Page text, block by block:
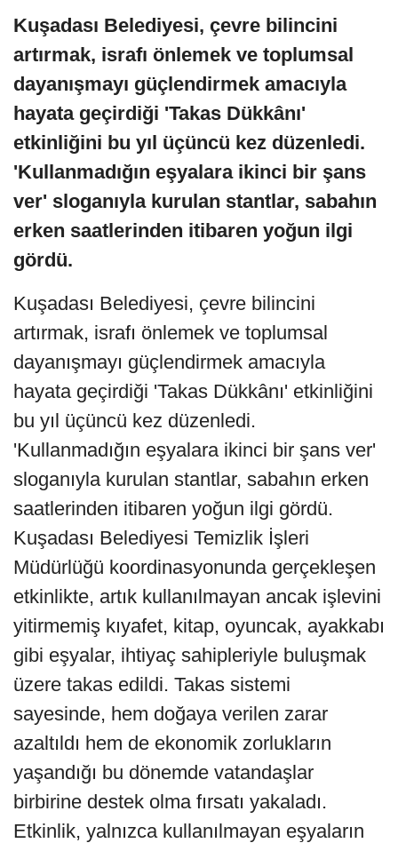
Kuşadası Belediyesi, çevre bilincini
artırmak, israfı önlemek ve toplumsal
dayanışmayı güçlendirmek amacıyla
hayata geçirdiği 'Takas Dükkânı'
etkinliğini bu yıl üçüncü kez düzenledi.
'Kullanmadığın eşyalara ikinci bir şans
ver' sloganıyla kurulan stantlar, sabahın
erken saatlerinden itibaren yoğun ilgi
gördü.
Kuşadası Belediyesi, çevre bilincini
artırmak, israfı önlemek ve toplumsal
dayanışmayı güçlendirmek amacıyla
hayata geçirdiği 'Takas Dükkânı' etkinliğini
bu yıl üçüncü kez düzenledi.
'Kullanmadığın eşyalara ikinci bir şans ver'
sloganıyla kurulan stantlar, sabahın erken
saatlerinden itibaren yoğun ilgi gördü.
Kuşadası Belediyesi Temizlik İşleri
Müdürlüğü koordinasyonunda gerçekleşen
etkinlikte, artık kullanılmayan ancak işlevini
yitirmemiş kıyafet, kitap, oyuncak, ayakkabı
gibi eşyalar, ihtiyaç sahipleriyle buluşmak
üzere takas edildi. Takas sistemi
sayesinde, hem doğaya verilen zarar
azaltıldı hem de ekonomik zorlukların
yaşandığı bu dönemde vatandaşlar
birbirine destek olma fırsatı yakaladı.
Etkinlik, yalnızca kullanılmayan eşyaların